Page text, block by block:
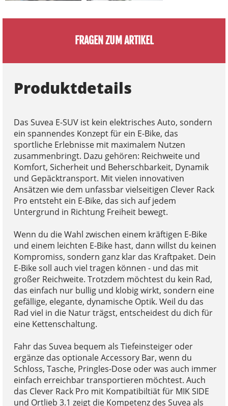
FRAGEN ZUM ARTIKEL
Produktdetails
Das Suvea E-SUV ist kein elektrisches Auto, sondern
ein spannendes Konzept für ein E-Bike, das
sportliche Erlebnisse mit maximalem Nutzen
zusammenbringt. Dazu gehören: Reichweite und
Komfort, Sicherheit und Beherschbarkeit, Dynamik
und Gepäcktransport. Mit vielen innovativen
Ansätzen wie dem unfassbar vielseitigen Clever Rack
Pro entsteht ein E-Bike, das sich auf jedem
Untergrund in Richtung Freiheit bewegt.
Wenn du die Wahl zwischen einem kräftigen E-Bike
und einem leichten E-Bike hast, dann willst du keinen
Kompromiss, sondern ganz klar das Kraftpaket. Dein
E-Bike soll auch viel tragen können - und das mit
großer Reichweite. Trotzdem möchtest du kein Rad,
das einfach nur bullig und klobig wirkt, sondern eine
gefällige, elegante, dynamische Optik. Weil du das
Rad viel in die Natur trägst, entscheidest du dich für
eine Kettenschaltung.
Fahr das Suvea bequem als Tiefeinsteiger oder
ergänze das optionale Accessory Bar, wenn du
Schloss, Tasche, Pringles-Dose oder was auch immer
einfach erreichbar transportieren möchtest. Auch
das Clever Rack Pro mit Kompatibiltiät für MIK SIDE
und Ortlieb 3.1 zeigt die Kompetenz des Suvea als